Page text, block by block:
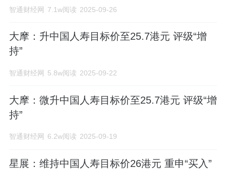
中国人寿保险股份有限公司。1999年1月,
经国务院批准成立中国人寿保险公司。
寿开始迈入人身保险业务专业化经营时
代。1949年10月,中央政府批准组建了国内
年。
智通财经网 7.1w阅读 2025-09-26
大摩：升中国人寿目标价至25.7港元 评级“增
持”
智通财经网 5.8w阅读 2025-09-22
大摩：微升中国人寿目标价至25.7港元 评级“增
持”
智通财经网 6.2w阅读 2025-09-19
星展：维持中国人寿目标价26港元 重申“买入”